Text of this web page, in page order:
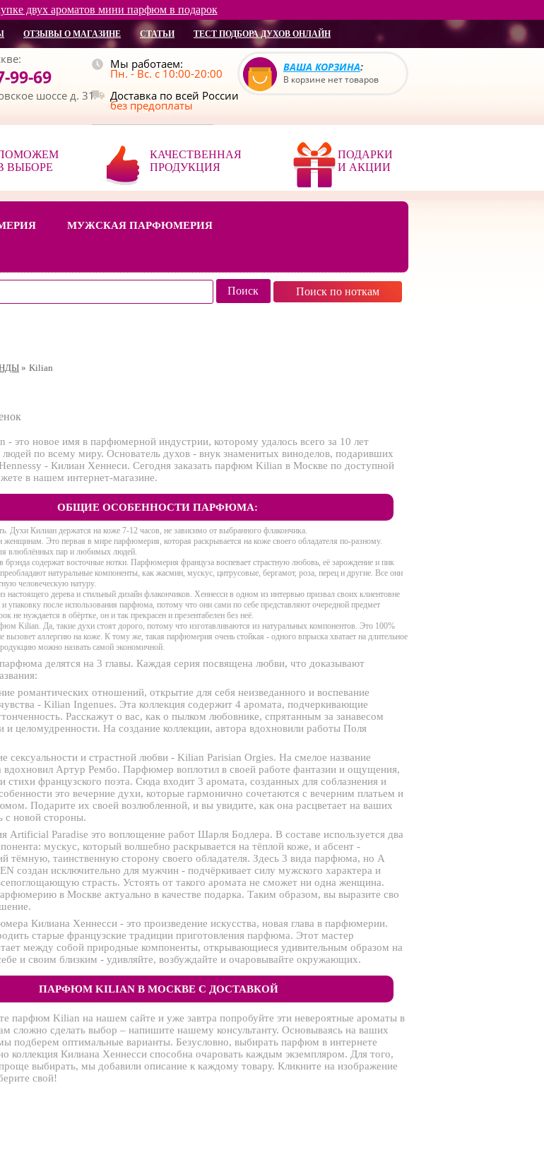
двух ароматов мини парфюм в подарок
ОТЗЫВЫ О МАГАЗИНЕ СТАТЬИ ТЕСТ ПОДБОРА ДУХОВ ОНЛАЙН
99-69
шоссе д. 31
Мы работаем:
Пн. - Вс. с 10:00-20:00
Доставка по всей России
без предоплаты
ВАША КОРЗИНА:
В корзине нет товаров
ВЫБОРЕ
КАЧЕСТВЕННАЯ
ПРОДУКЦИЯ
ПОДАРКИ
И АКЦИИ
МУЖСКАЯ ПАРФЮМЕРИЯ
Поиск по ноткам
» Kilian
- это новое имя в парфюмерной индустрии, которому удалось всего за 10 лет
людей по всему миру. Основатель духов - внук знаменитых виноделов, подаривших
- Килиан Хеннеси. Сегодня заказать парфюм Kilian в Москве по доступной
в нашем интернет-магазине.
ОБЩИЕ ОСОБЕННОСТИ ПАРФЮМА:
Духи Килиан держатся на коже 7-12 часов, не зависимо от выбранного флакончика.
Это первая в мире парфюмерия, которая раскрывается на коже своего обладателя по-разному.
влюблённых пар и любимых людей.
брэнда содержат восточные нотки. Парфюмерия француза воспевает страстную любовь, её зарождение и пик
натуральные компоненты, как жасмин, мускус, цитрусовые, бергамот, роза, перец и другие. Все они
человеческую натуру.
настоящего дерева и стильный дизайн флакончиков. Хеннесси в одном из интервью призвал своих клиентовне
упаковку после использования парфюма, потому что они сами по себе представляют очередной предмет
не нуждается в обёртке, он и так прекрасен и презентабелен без неё.
Kilian. Да, такие духи стоят дорого, потому что изготавливаются из натуральных компонентов. Это 100%
вызовет аллергию на коже. К тому же, такая парфюмерия очень стойкая - одного впрыска хватает на длительное
можно назвать самой экономичной.
делятся на 3 главы. Каждая серия посвящена любви, что доказывают
романтических отношений, открытие для себя неизведанного и воспевание
- Kilian Ingenues. Эта коллекция содержит 4 аромата, подчеркивающие
Расскажут о вас, как о пылком любовнике, спрятанным за занавесом
и целомудренности. На создание коллекции, автора вдохновили работы Поля
сексуальности и страстной любви - Kilian Parisian Orgies. На смелое название
вдохновил Артур Рембо. Парфюмер воплотил в своей работе фантазии и ощущения,
стихи французского поэта. Сюда входит 3 аромата, созданных для соблазнения и
это вечерние духи, которые гармонично сочетаются с вечерним платьем и
Подарите их своей возлюбленной, и вы увидите, как она расцветает на ваших
с новой стороны.
Artificial Paradise это воплощение работ Шарля Бодлера. В составе используется два
мускус, который волшебно раскрывается на тёплой коже, и абсент -
тёмную, таинственную сторону своего обладателя. Здесь 3 вида парфюма, но A
создан исключительно для мужчин - подчёркивает силу мужского характера и
страсть. Устоять от такого аромата не сможет ни одна женщина.
в Москве актуально в качестве подарка. Таким образом, вы выразите сво
Килиана Хеннесси - это произведение искусства, новая глава в парфюмерии.
старые французские традиции приготовления парфюма. Этот мастер
между собой природные компоненты, открывающиеся удивительным образом на
и своим близким - удивляйте, возбуждайте и очаровывайте окружающих.
ПАРФЮМ KILIAN В МОСКВЕ С ДОСТАВКОЙ
парфюм Kilian на нашем сайте и уже завтра попробуйте эти невероятные ароматы в
сложно сделать выбор – напишите нашему консультанту. Основываясь на ваших
подберем оптимальные варианты. Безусловно, выбирать парфюм в интернете
коллекция Килиана Хеннесси способна очаровать каждым экземпляром. Для того,
выбирать, мы добавили описание к каждому товару. Кликните на изображение
свой!